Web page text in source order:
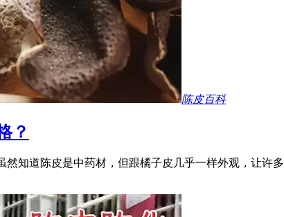
陈皮百科
？
知道陈皮是中药材，但跟橘子皮几乎一样外观，让许